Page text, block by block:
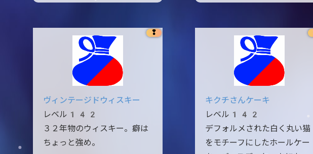
❢
ヴィンテージドウィスキー
レベル142
３２年物のウィスキー。癖は
ちょっと強め。
キクチさんケーキ
レベル142
デフォルメされた白く丸い猫
をモチーフにしたホールケー